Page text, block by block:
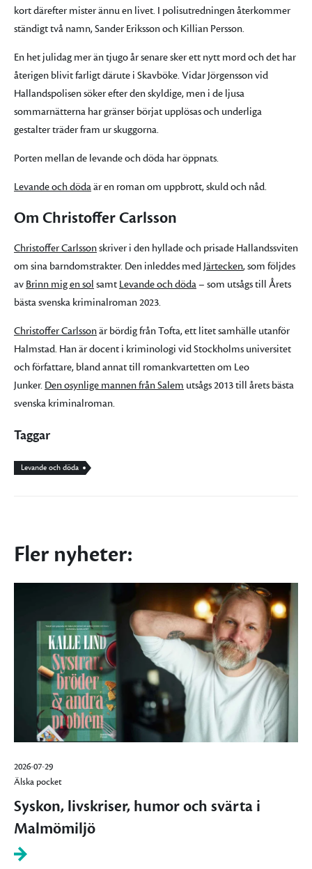
kort därefter mister ännu en livet. I polisutredningen återkommer
ständigt två namn, Sander Eriksson och Killian Persson.
En het julidag mer än tjugo år senare sker ett nytt mord och det har
återigen blivit farligt därute i Skavböke. Vidar Jörgensson vid
Hallandspolisen söker efter den skyldige, men i de ljusa
sommarnätterna har gränser börjat upplösas och underliga
gestalter träder fram ur skuggorna.
Porten mellan de levande och döda har öppnats.
Levande och dödaär en roman om uppbrott, skuld och nåd.
Om Christoffer Carlsson
Christoffer Carlssonskriver i den hyllade och prisade Hallandssviten
om sina barndomstrakter. Den inleddes medJärtecken, som följdes
av Brinn mig en sol samt Levande och döda– som utsågs till Årets
bästa svenska kriminalroman 2023.
Christoffer Carlssonär bördig från Tofta, ett litet samhälle utanför
Halmstad. Han är docent i kriminologi vid Stockholms universitet
och författare, bland annat till romankvartetten om Leo
Junker. Den osynlige mannen från Salem utsågs 2013 till årets bästa
svenska kriminalroman.
Taggar
Levande och döda
Fler nyheter:
2026-07-29
Älska pocket
Syskon, livskriser, humor och svärta i
Malmömiljö